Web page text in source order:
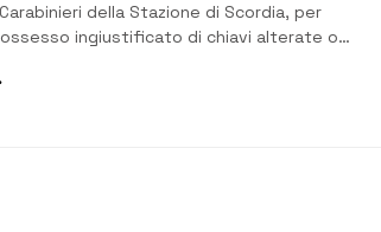
della Stazione di Scordia, per
ingiustificato di chiavi alterate o
nel corso di un posto di controllo alla
i militari hanno intimato l’alt a